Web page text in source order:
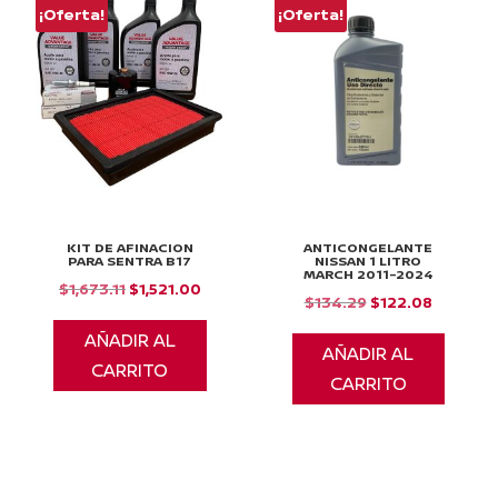
¡Oferta!
KIT DE AFINACION
PARA SENTRA B17
$1,673.11 El
precio
original
era:
$1,521.00El
precio
AÑADIR AL
CARRITO
¡Oferta!
ANTICONGELANTE
NISSAN 1 LITRO
MARCH 2011-2024
$134.29 El
precio
original
era:
$122.08El
precio
AÑADIR AL
CARRITO